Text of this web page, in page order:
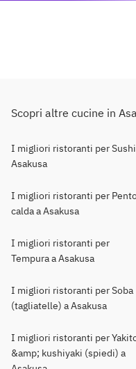
Scopri altre cucine in
I migliori ristoranti per
Asakusa
I migliori ristoranti per
calda a Asakusa
I migliori ristoranti per
Tempura a Asakusa
I migliori ristoranti per Soba
(tagliatelle) a Asakusa
I migliori ristoranti per
&amp; kushiyaki (spiedi) a